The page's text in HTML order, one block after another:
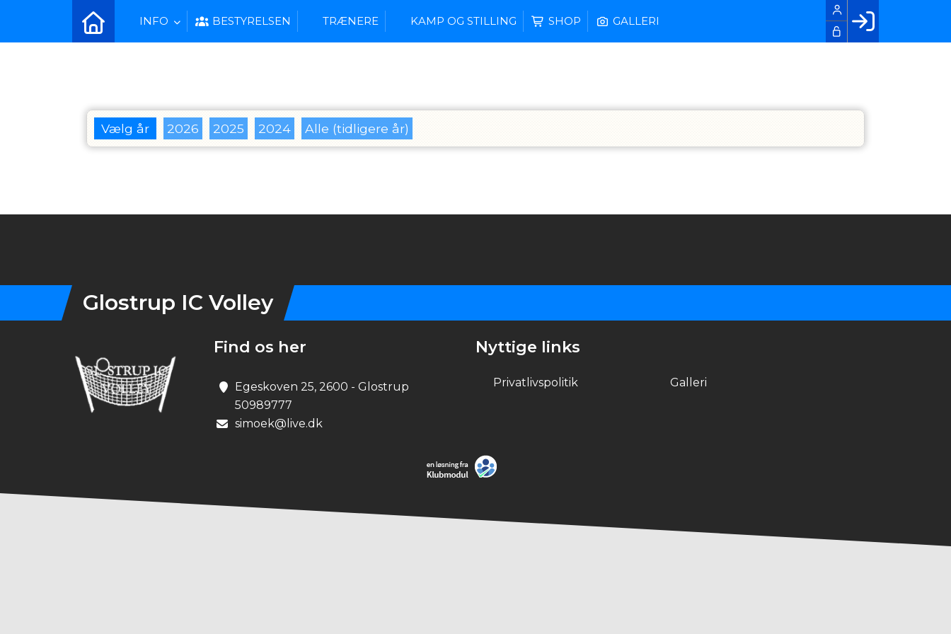
INFO BESTYRELSEN TRÆNERE KAMP OG STILLING SHOP GALLERI
LOG IND
Vælg år 2026 2025 2024 Alle (tidligere år)
Glostrup IC Volley
Find os her
Egeskoven 25, 2600 - Glostrup
50989777
simoek@live.dk
Nyttige links
Privatlivspolitik Galleri